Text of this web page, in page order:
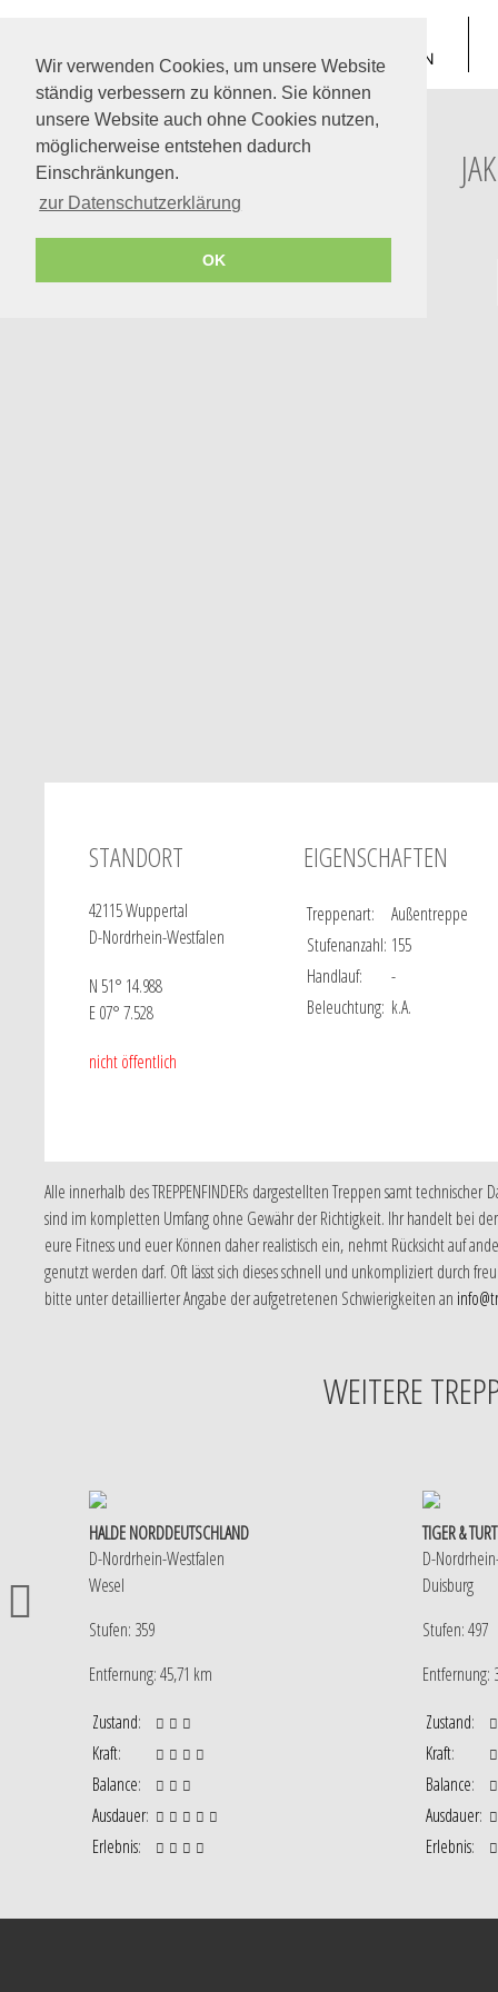
Wir verwenden Cookies, um unsere Website
ständig verbessern zu können. Sie können
unsere Website auch ohne Cookies nutzen,
möglicherweise entstehen dadurch
Einschränkungen.
zur Datenschutzerklärung
OK
TREPPE SUCHEN
STANDORT
42115 Wuppertal
D-Nordrhein-Westfalen
N 51° 14.988
E 07° 7.528
nicht öffentlich
EIGENSCHAFTEN
Treppenart:
Außentreppe
Stufenanzahl: 155
Handlauf:
-
Beleuchtung: k.A.
Alle innerhalb des TREPPENFINDERs dargestellten Treppen samt
sind im kompletten Umfang ohne Gewähr der Richtigkeit. Ihr handelt bei
eure Fitness und euer Können daher realistisch ein, nehmt Rücksicht auf
genutzt werden darf. Oft lässt sich dieses schnell und unkompliziert durch
bitte unter detaillierter Angabe der aufgetretenen Schwierigkeiten an
WEITERE
HALDE NORDDEUTSCHLAND
D-Nordrhein-Westfalen
Wesel
Stufen: 359
Entfernung: 45,71 km
Zustand:
Kraft:
Balance:
Ausdauer:
Erlebnis:
TIGER &
D-
Duisburg
Stufen: 497
Entfernung:
Zustand:
Kraft:
Balance:
Ausdauer:
Erlebnis: